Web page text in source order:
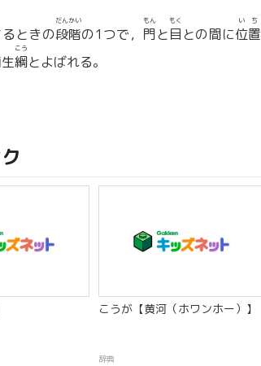
ときの段階
だんかい
の1つで， 門
もん
と目
もく
との間に位置
いち
綱
こう
とよばれる。
こうが【黄河（ホワンホー）】
辞典